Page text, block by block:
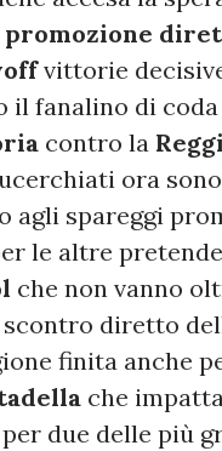
promozione
vittorie
il fanalino di coda
contro la
ora
agli spareggi
le altre
che non vanno
diretto
finita anche
che
per due delle più